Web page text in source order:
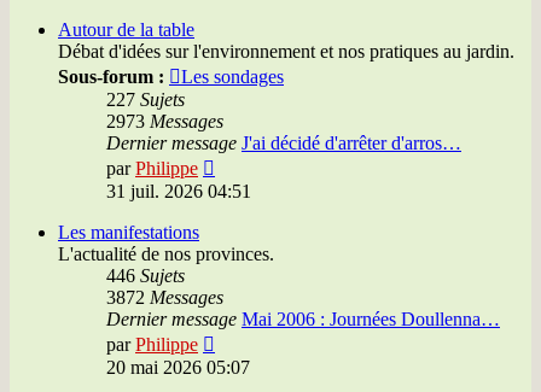
message
Autour de la table
Débat d'idées sur l'environnement et nos pratiques au jardin.
Sous-forum :
Les sondages
227 Sujets
2973 Messages
Dernier message J'ai décidé d'arrêter d'arros…
parPhilippe
le
31 juil. 2026 04:51
Les manifestations
L'actualité de nos provinces.
446 Sujets
3872 Messages
Dernier message Mai 2006 : Journées Doullenna…
parPhilippe
le
20 mai 2026 05:07